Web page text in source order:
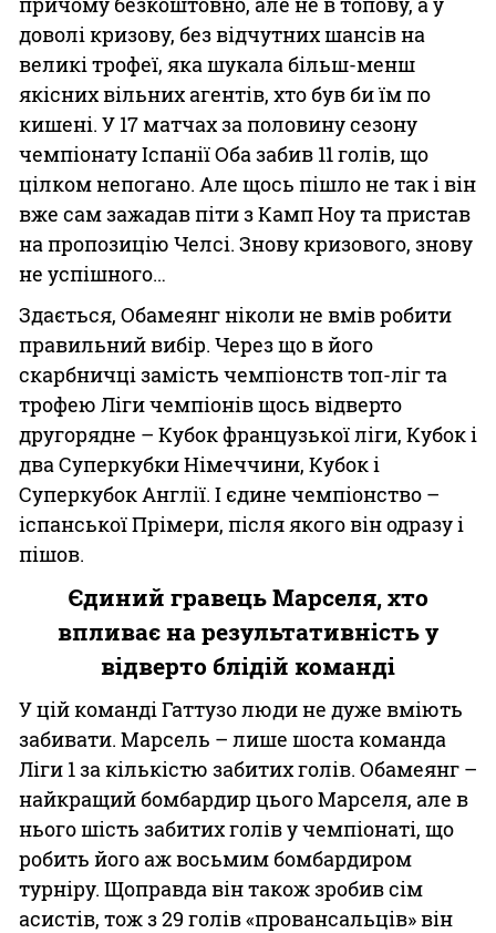
доволі кризову, без відчутних шансів на
великі трофеї, яка шукала більш-менш
якісних вільних агентів, хто був би їм по
кишені. У 17 матчах за половину сезону
чемпіонату Іспанії Оба забив 11 голів, що
цілком непогано. Але щось пішло не так і він
вже сам зажадав піти з Камп Ноу та пристав
на пропозицію Челсі. Знову кризового, знову
не успішного…
Здається, Обамеянг ніколи не вмів робити
правильний вибір. Через що в його
скарбничці замість чемпіонств топ-ліг та
трофею Ліги чемпіонів щось відверто
другорядне – Кубок французької ліги, Кубок і
два Суперкубки Німеччини, Кубок і
Суперкубок Англії. І єдине чемпіонство –
іспанської Прімери, після якого він одразу і
пішов.
Єдиний гравець Марселя, хто
впливає на результативність у
відверто блідій команді
У цій команді Гаттузо люди не дуже вміють
забивати. Марсель – лише шоста команда
Ліги 1 за кількістю забитих голів. Обамеянг –
найкращий бомбардир цього Марселя, але в
нього шість забитих голів у чемпіонаті, що
робить його аж восьмим бомбардиром
турніру. Щоправда він також зробив сім
асистів, тож з 29 голів «провансальців» він